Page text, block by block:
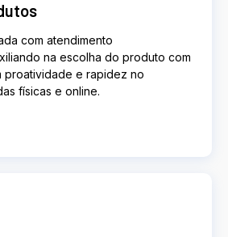
com atendimento
na escolha do produto com
proatividade e rapidez no
físicas e online.